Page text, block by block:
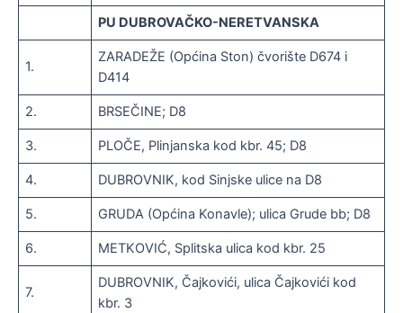
PU DUBROVAČKO-NERETVANSKA
1.
ZARADEŽE (Općina Ston) čvorište D674 i
D414
2. BRSEČINE; D8
3. PLOČE, Plinjanska kod kbr. 45; D8
4. DUBROVNIK, kod Sinjske ulice na D8
5. GRUDA (Općina Konavle); ulica Grude bb; D8
6. METKOVIĆ, Splitska ulica kod kbr. 25
7.
DUBROVNIK, Čajkovići, ulica Čajkovići kod
kbr. 3